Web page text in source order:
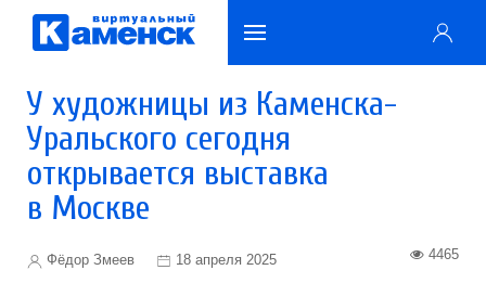
У художницы из Каменска-
Уральского сегодня
открывается выставка
в Москве
Фёдор Змеев 18 апреля 2025 4465